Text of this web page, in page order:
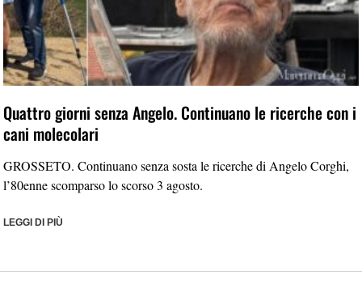
Quattro giorni senza Angelo. Continuano le ricerche con i
cani molecolari
GROSSETO. Continuano senza sosta le ricerche di Angelo Corghi,
l’80enne scomparso lo scorso 3 agosto.
LEGGI DI PIÙ